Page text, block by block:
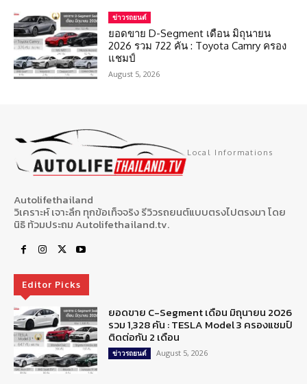
ข่าวรถยนต์
ยอดขาย D-Segment เดือน มิถุนายน
2026 รวม 722 คัน : Toyota Camry ครอง
แชมป์
August 5, 2026
Local Informations
Autolifethailand
วิเคราะห์ เจาะลึก ทุกข้อเท็จจริง รีวิวรถยนต์แบบตรงไปตรงมา โดย
นิธิ ท้วมประถม Autolifethailand.tv.
Editor Picks
ยอดขาย C-Segment เดือน มิถุนายน 2026
รวม 1,328 คัน : TESLA Model 3 ครองแชมป์
ติดต่อกัน 2 เดือน
ข่าวรถยนต์ August 5, 2026